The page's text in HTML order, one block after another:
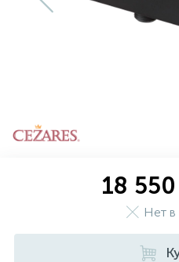
18
Нет в
Контакты
Сиденья для
Комплектующие для мебели